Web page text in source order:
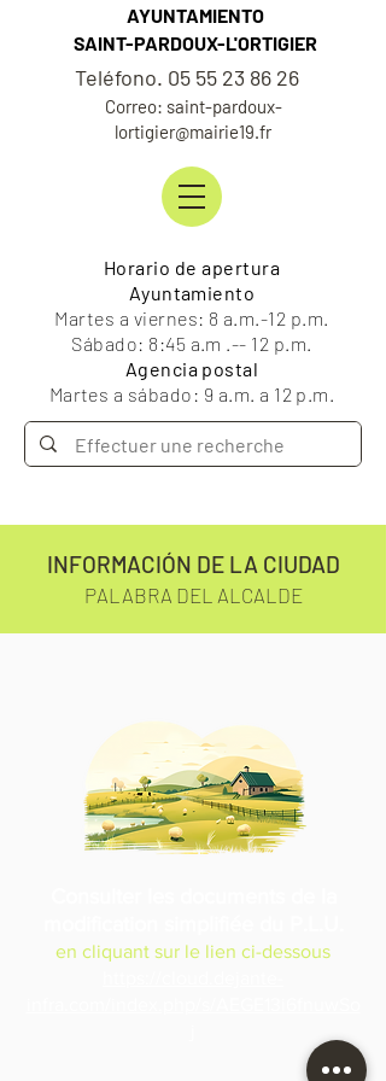
AYUNTAMIENTO
SAINT-PARDOUX-L'ORTIGIER
Teléfono. 05 55 23 86 26
Correo: saint-pardoux-
lortigier@mairie19.fr
Horario de apertura
Ayuntamiento
Martes a viernes: 8 a.m.-12 p.m.
Sábado: 8:45 a.m .-- 12 p.m.
Agencia postal
Martes a sábado: 9 a.m. a 12 p.m.
INFORMACIÓN DE LA CIUDAD
PALABRA DEL ALCALDE
en cliquant sur le lien ci-dessous